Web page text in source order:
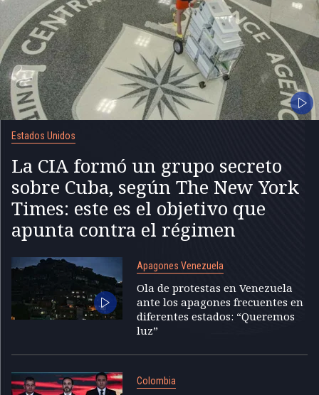
Estados Unidos
La CIA formó un grupo secreto
sobre Cuba, según The New York
Times: este es el objetivo que
apunta contra el régimen
Apagones Venezuela
Ola de protestas en Venezuela
ante los apagones frecuentes en
diferentes estados: “Queremos
luz”
Colombia